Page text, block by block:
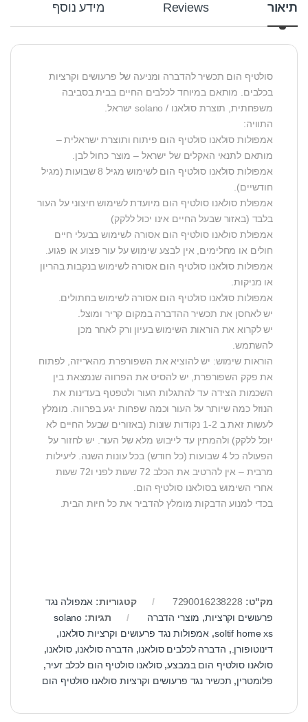
תיאור Reviews מידע נוסף
סולטיף הום תכשיר להדברה ומניעה של פרעושים וקרציות
בכלבים. מותאם במיוחד לכלבים החיים בבית בסביבה
משפחתית, תוצרת סולאנו / solano ישראל.
התוויה:
אמפולות סולאנו סולטיף הום פיתוח ותוצרת ישראלית –
מותאם לתנאי האקלים של ישראל – מוצר כחול לבן.
אמפולות סולאנו סולטיף הום לשימוש מגיל 8 שבועות (מגיל
חודשיים).
אמפולת סולאנו סולטיף הום מיועדת לשימוש חיצוני על העור
בלבד (באזור שבעל החיים אינו יכול ללקק)
אמפולת סולאנו סולטיף הום אסורה לשימוש בבעלי חיים
חולים או מחלימים, אין לבצע שימוש על עור פצוע או פגוע.
אמפולות סולאנו סולטיף הום אסורה לשימוש בנקבות בהריון
או מניקות.
אמפולות סולאנו סולטיף הום אסורה לשימוש בחתולים.
יש לאחסן את תכשיר ההדברה במקום קריר ומוצל.
יש לקרוא את הוראות השימוש בעיון ורק לאחר מכן
להשתמש.
הוראות שימוש: יש להוציא את השפורפרת מהאריזה, לפתוח
את פקק השפורפרת, יש להסיט את הפרווה שנמצאת בין
השכמות הצידה עד להתגלות העור ולטפטף בעדינות את
הנוזל כמה שיותר על העור וכמה שפחות יגע בפרווה. מומלץ
לעשות זאת ב 1-2 נקודות שונות (באזורים שבעל החיים לא
יוכל ללקק) ולהמתין עד לייבוש מלא של העור. יש לחזור על
הפעולה כל 4 שבועות (כל חודש) בכל עונות השנה. ליעילות
מרבית – אין להרטיב את הכלב 72 שעות לפני ו72 שעות
אחרי השימוש בסולאנו סולטיף הום.
בכדי למנוע הדבקות מומלץ להדביר את כל חיות הבית.
מק"ט: 7290016238228 קטגוריות: אמפולה נגד
פרעושים וקרציות, מוצרי הדברה תגיות: solano
soltif home xs
, אמפולות נגד פרעושים וקרציות סולאנו,
דינוטופורן., הדברה לכלבים סולאנו, הדברה סולאנו,סולאנו,
סולאנו סולטיף הום במבצע,סולאנו סולטיף הום לכלב זעיר,
פלומטרין, תכשיר נגד פרעושים וקרציות סולאנו סולטיף הום